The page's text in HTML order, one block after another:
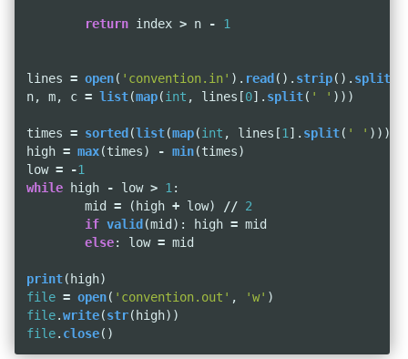
return index > n - 1
lines = open( 'convention.in' ). read (). strip(). split
n, m, c = list(map(int , lines [0]. split( ' ' )))
times = sorted (list(map(int , lines [1]. split( ' ' ))))
high = max(times) - min(times)
low = -1
while
high - low > 1:
mid
= ( high + low) // 2
if valid (mid ): high = mid
else: low = mid
print( high)
file = open( 'convention.out' , 'w' )
file.write(str( high))
file. close()